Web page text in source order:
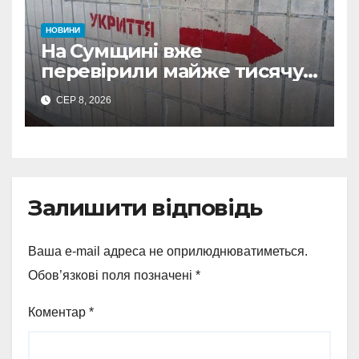
НОВИНИ
На Сумщині вже
перевірили майже тисячу
укриттів: де виявили
замкнені двері
СЕР 8, 2026
Залишити відповідь
Ваша e-mail адреса не оприлюднюватиметься.
Обов’язкові поля позначені *
Коментар *